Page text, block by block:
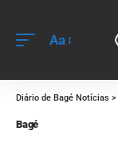
Aa
Diário de Bagé Notícias >
Bagé